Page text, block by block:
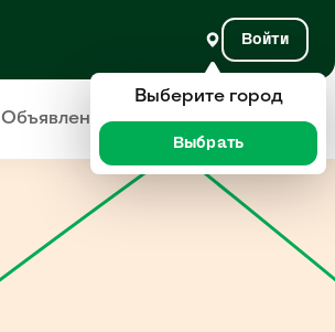
Войти
Объявления Отзывы
Выберите город
Выбрать